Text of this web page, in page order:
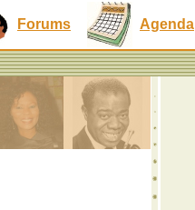
Forums Agenda